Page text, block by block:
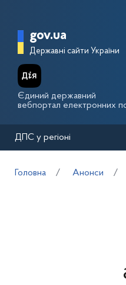
Головна
gov.ua
Державні сайти України
Єдиний державний
вебпортал електронних
ДПС у регіоні
Головна Анонси